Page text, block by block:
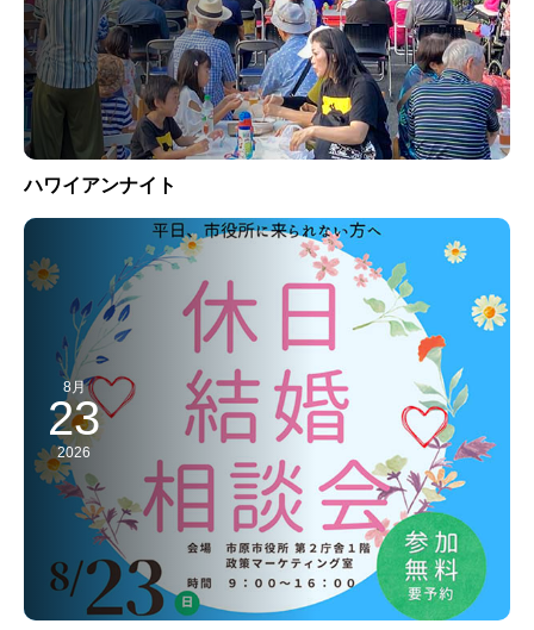
ハワイアンナイト
8月
23
2026